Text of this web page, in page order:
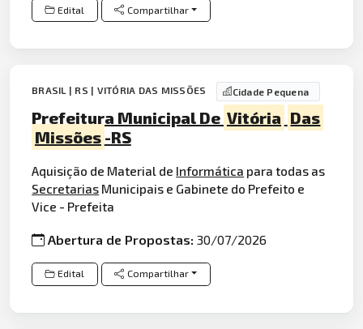
Edital Compartilhar
BRASIL | RS | VITÓRIA DAS MISSÕES Cidade Pequena
Prefeitura Municipal De Vitória Das
Missões -RS
Aquisição de Material de Informática para todas as
Secretarias Municipais e Gabinete do Prefeito e
Vice - Prefeita
Abertura de Propostas:30/07/2026
Edital Compartilhar